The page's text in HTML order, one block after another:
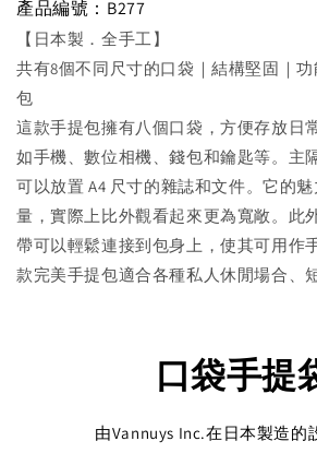
產品編號：B277
【日本製．全手工】
共有8個不同尺寸的口袋｜結構堅固｜
包
這款手提包擁有八個口袋，方便存放日
如手機、數位相機、錢包和鑰匙等。主
可以放置 A4 尺寸的雜誌和文件。它的
量，實際上比外觀看起來更為寬敞。此
帶可以輕鬆連接到包身上，使其可用作
款完美手提包適合各種私人休閒場合、
口袋手提
由Vannuys Inc.在日本製造的